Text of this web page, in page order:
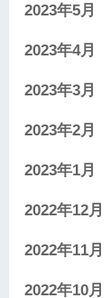
2023年5月
2023年4月
2023年3月
2023年2月
2023年1月
2022年12月
2022年11月
2022年10月